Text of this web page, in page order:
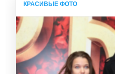
КРАСИВЫЕ ФОТО